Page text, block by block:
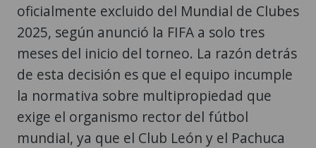
oficialmente excluido del Mundial de Clubes
2025, según anunció la FIFA a solo tres
meses del inicio del torneo. La razón detrás
de esta decisión es que el equipo incumple
la normativa sobre multipropiedad que
exige el organismo rector del fútbol
mundial, ya que el Club León y el Pachuca